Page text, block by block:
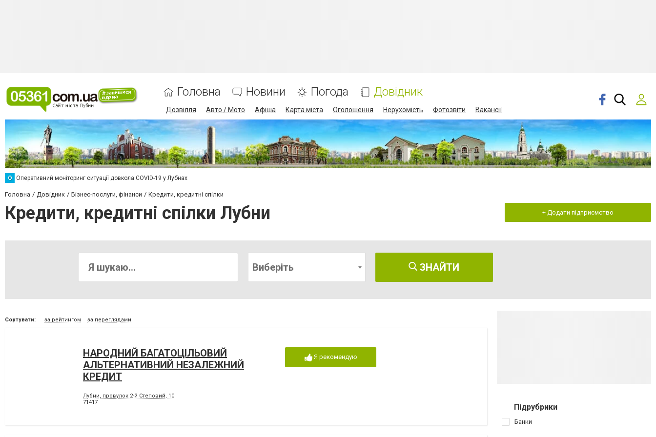
Головна Новини Погода Довідник
Дозвілля Авто / Мото Афіша Карта міста Оголошення Нерухомість Фотозвіти Вакансії
О Оперативний моніторинг ситуації довкола COVID-19 у Лубнах
Головна Довідник Бізнес-послуги, фінанси Кредити, кредитні спілки
Кредити, кредитні спілки Лубни + Додати підприємство
Виберіть ЗНАЙТИ
Сортувати: за рейтингом за переглядами
НАРОДНИЙ БАГАТОЦІЛЬОВИЙ
АЛЬТЕРНАТИВНИЙ НЕЗАЛЕЖНИЙ
КРЕДИТ
Лубни, провулок 2-й Степовий, 10
71417
Я рекомендую
Підрубрики
Банки